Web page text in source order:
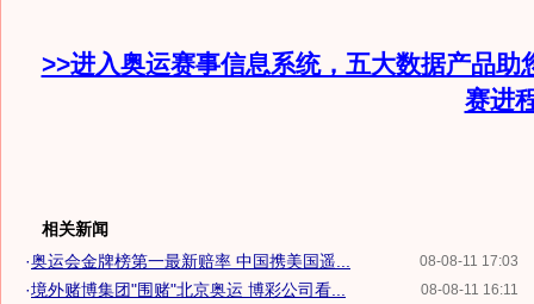
>>进入奥运赛事信息系统，五大数据产品助
赛进
相关新闻
08-08-11 17:03
·奥运会金牌榜第一最新赔率 中国携美国遥...
08-08-11 16:11
·境外赌博集团"围赌"北京奥运 博彩公司看...